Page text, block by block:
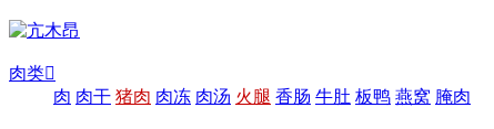
肉类
肉 肉干 猪肉 肉冻 肉汤 火腿 香肠 牛肚 板鸭 燕窝 腌肉